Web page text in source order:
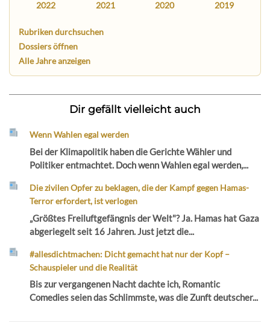
2022 2021 2020 2019
Rubriken durchsuchen
Dossiers öffnen
Alle Jahre anzeigen
Dir gefällt vielleicht auch
Wenn Wahlen egal werden
Bei der Klimapolitik haben die Gerichte Wähler und
Politiker entmachtet. Doch wenn Wahlen egal werden,...
Die zivilen Opfer zu beklagen, die der Kampf gegen Hamas-
Terror erfordert, ist verlogen
„Größtes Freiluftgefängnis der Welt"? Ja. Hamas hat Gaza
abgeriegelt seit 16 Jahren. Just jetzt die...
#allesdichtmachen: Dicht gemacht hat nur der Kopf –
Schauspieler und die Realität
Bis zur vergangenen Nacht dachte ich, Romantic
Comedies seien das Schlimmste, was die Zunft deutscher...